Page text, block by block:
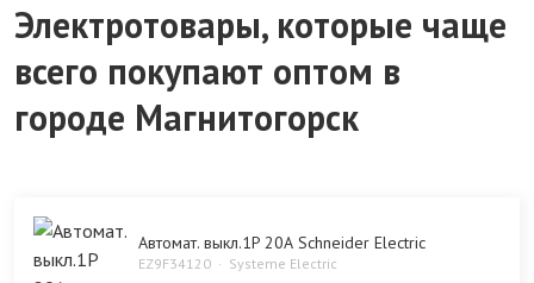
Электротовары, которые чаще
всего покупают оптом в
городе Магнитогорск
Автомат. выкл.1P 20А Schneider Electric
EZ9F34120 Systeme Electric